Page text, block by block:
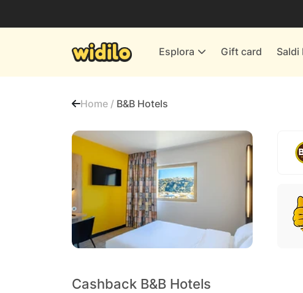
Esplora Gift card Saldi
Banche & Assicurazioni
Home / B&B Hotels
Cashback B&B Hotels